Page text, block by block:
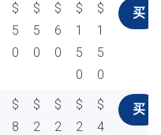
$
5
0
$
5
0
$
6
0
$
1
5
0
$
1
5
0
买
$
8
$
2
$
2
$
2
$
4
买